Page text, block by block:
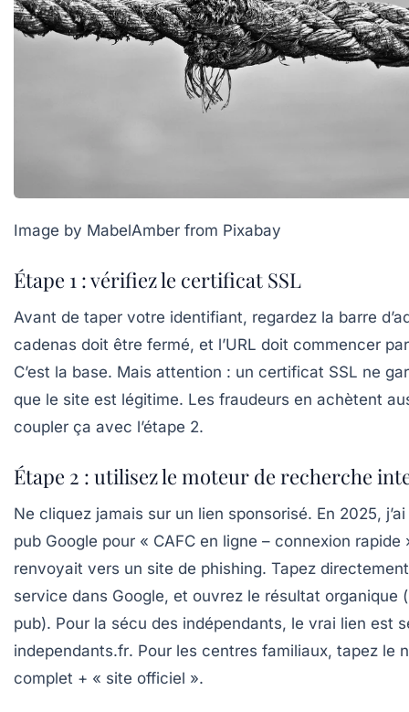
Image by MabelAmber from Pixabay
Étape 1 : vérifiez le certificat SSL
Avant de taper votre identifiant, regardez la barre
cadenas doit être fermé, et l’URL doit commencer
C’est la base. Mais attention : un certificat SSL ne
que le site est légitime. Les fraudeurs en achètent
coupler ça avec l’étape 2.
Étape 2 : utilisez le moteur de recherche
Ne cliquez jamais sur un lien sponsorisé. En 2025,
pub Google pour « CAFC en ligne – connexion rapide
renvoyait vers un site de phishing. Tapez
service dans Google, et ouvrez le résultat organique
pub). Pour la sécu des indépendants, le vrai lien est
independants.fr. Pour les centres familiaux, tapez le
complet + « site officiel ».